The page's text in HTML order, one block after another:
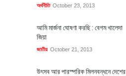
অর্থনীতি October 23, 2013
আমি মার্জনা ঘোষণা করছি : বেগম খালেদা
জিয়া
জাতীয় October 21, 2013
উৎসব আর পারস্পরিক মিলনবন্ধনে দেশের